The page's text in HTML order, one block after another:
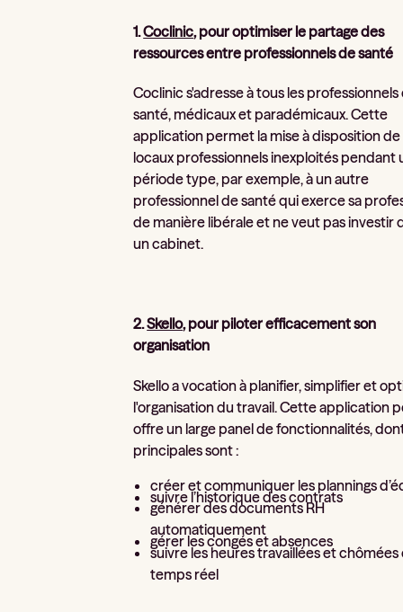
1.Coclinic, pour optimiser le partage des
ressources entre professionnels de santé
Coclinic s'adresse à tous les professionnels
santé, médicaux et paradémicaux. Cette
application permet la mise à disposition de
locaux professionnels inexploités pendant
période type, par exemple, à un autre
professionnel de santé qui exerce sa
de manière libérale et ne veut pas investir
un cabinet.
2.Skello, pour piloter efficacement son
organisation
Skello a vocation à planifier, simplifier et
l'organisation du travail. Cette application
offre un large panel de fonctionnalités,
principales sont :
créer et communiquer les plannings
suivre l’historique des contrats
générer des documents RH
automatiquement
gérer les congés et absences
suivre les heures travaillées et chômées
temps réel